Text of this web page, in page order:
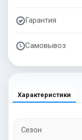
Гарантия
Самовывоз
Характеристики
Сезон